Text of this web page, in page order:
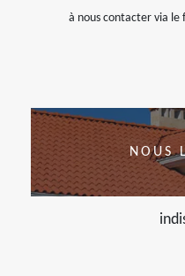
à nous contacter via le
NOUS